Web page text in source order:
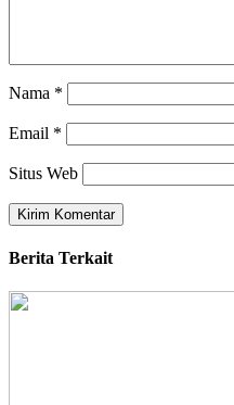
Nama *
Email *
Situs Web
Berita Terkait